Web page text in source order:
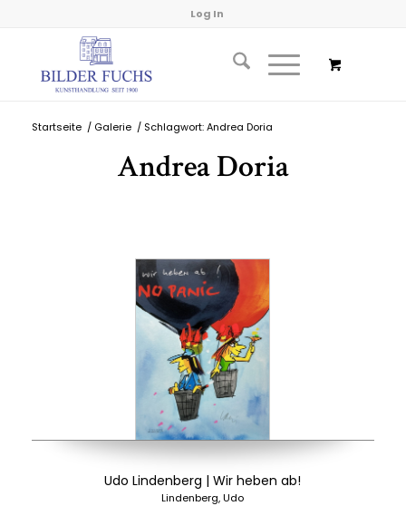
Log In
Startseite / Galerie / Schlagwort: Andrea Doria
Andrea Doria
Udo Lindenberg | Wir heben ab!
Lindenberg, Udo